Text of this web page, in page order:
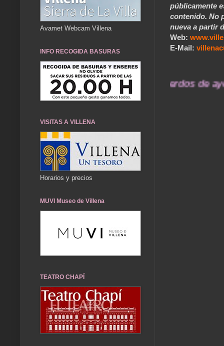
públicamente
contenido. No
nueva a partir
Web:
E-Mail:
... Nuestros recuerdos de ayer
Avamet Webcam Villena
INFO RECOGIDA BASURAS
VISITAS A VILLENA
Horarios y precios
MUVI Museo de Villena
TEATRO CHAPÍ